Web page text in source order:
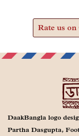
Rate us on
DaakBangla logo
Partha Dasgupta,